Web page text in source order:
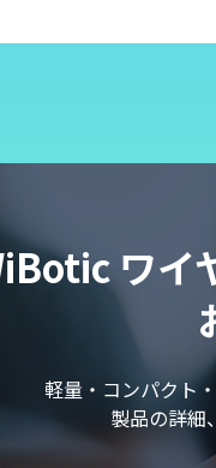
ワイ
軽量・コンパクト
製品の詳細